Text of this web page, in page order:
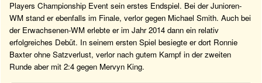
Players Championship Event sein erstes Endspiel. Bei der Junioren-
WM stand er ebenfalls im Finale, verlor gegen Michael Smith. Auch bei
der Erwachsenen-WM erlebte er im Jahr 2014 dann ein relativ
erfolgreiches Debüt. In seinem ersten Spiel besiegte er dort Ronnie
Baxter ohne Satzverlust, verlor nach gutem Kampf in der zweiten
Runde aber mit 2:4 gegen Mervyn King.